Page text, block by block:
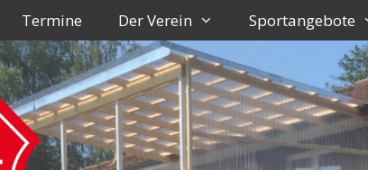
Termine Der Verein Sportangebote